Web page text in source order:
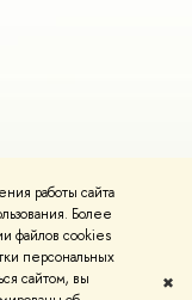
работы сайта
Более
файлов cookies
персональных
сайтом, вы
✖